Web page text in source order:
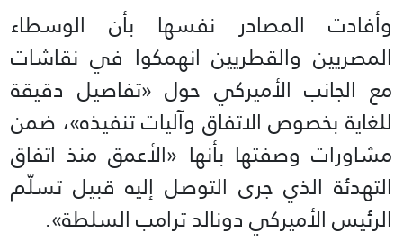
وأفادت المصادر نفسها بأن الوسطاء
المصريين والقطريين انهمكوا في نقاشات
مع الجانب الأميركي حول «تفاصيل دقيقة
للغاية بخصوص الاتفاق وآليات تنفيذه»، ضمن
مشاورات وصفتها بأنها «الأعمق منذ اتفاق
التهدئة الذي جرى التوصل إليه قبيل تسلّم
الرئيس الأميركي دونالد ترامب السلطة».